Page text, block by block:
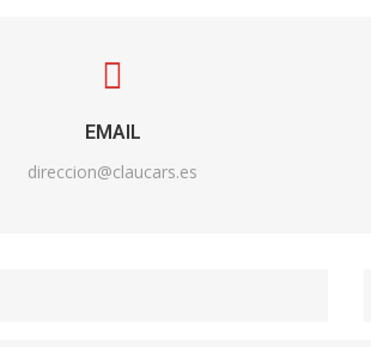
EMAIL
direccion@claucars.es